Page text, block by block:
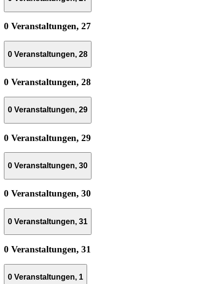
0 Veranstaltungen, 27
0 Veranstaltungen, 28
0 Veranstaltungen, 28
0 Veranstaltungen, 29
0 Veranstaltungen, 29
0 Veranstaltungen, 30
0 Veranstaltungen, 30
0 Veranstaltungen, 31
0 Veranstaltungen, 31
0 Veranstaltungen, 1